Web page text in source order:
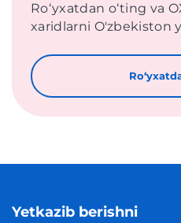
Roʻyxatdan oʻting va
xaridlarni O'zbekiston
Yetkazib berishni